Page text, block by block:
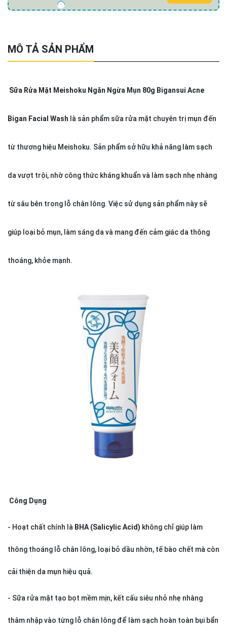
MÔ TẢ SẢN PHẨM
Sữa Rửa Mặt Meishoku Ngăn Ngừa Mụn 80g Bigansui Acne
Bigan Facial Wash là sản phẩm sữa rửa mặt chuyên trị mụn đến
từ thương hiệu Meishoku. Sản phẩm sở hữu khả năng làm sạch
da vượt trội, nhờ công thức kháng khuẩn và làm sạch nhẹ nhàng
từ sâu bên trong lỗ chân lông. Việc sử dụng sản phẩm này sẽ
giúp loại bỏ mụn, làm sáng da và mang đến cảm giác da thông
thoáng, khỏe mạnh.
Công Dụng
- Hoạt chất chính là BHA (SalicylicAcid) không chỉ giúp làm
thông thoáng lỗ chân lông, loại bỏ dầu nhờn, tế bào chết mà còn
cải thiện da mụn hiệu quả.
- Sữa rửa mặt tạo bọt mềm mịn, kết cấu siêu nhỏ nhẹ nhàng
thâm nhập vào từng lỗ chân lông để làm sạch hoàn toàn bụi bẩn